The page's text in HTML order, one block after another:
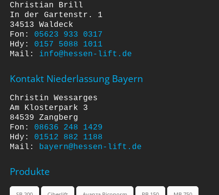
Christian Brill
In der Gartenstr. 1
34513 Waldeck
Fon: 05623 933 0317
Hdy: 0157 5088 1011
Mail: info@hessen-lift.de
Kontakt Niederlassung Bayern
Christin Wessarges
Am Klosterpark 3
84539 Zangberg
Fon: 08636 248 1429
Hdy: 01512 882 1188
Mail: bayern@hessen-lift.de
Produkte